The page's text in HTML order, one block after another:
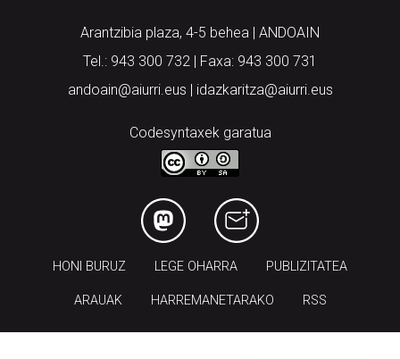
Arantzibia plaza, 4-5 behea | ANDOAIN
Tel.: 943 300 732 | Faxa: 943 300 731
andoain@aiurri.eus | idazkaritza@aiurri.eus
Codesyntaxek garatua
HONI BURUZ LEGE OHARRA PUBLIZITATEA
ARAUAK HARREMANETARAKO RSS